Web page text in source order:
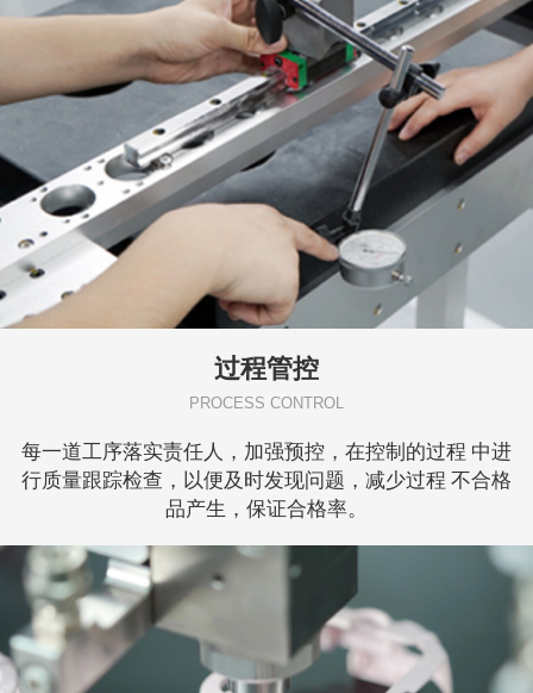
过程管控
PROCESS CONTROL
每一道工序落实责任人，加强预控，在控制的过程 中进
行质量跟踪检查，以便及时发现问题，减少过程 不合格
品产生，保证合格率。